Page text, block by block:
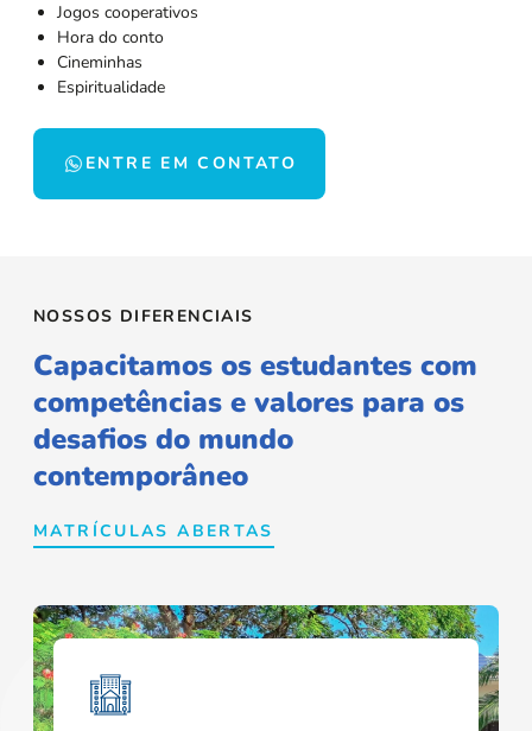
Jogos cooperativos
Hora do conto
Cineminhas
Espiritualidade
ENTRE EM CONTATO
NOSSOS DIFERENCIAIS
Capacitamos os estudantes com
competências e valores para os
desafios do mundo
contemporâneo
MATRÍCULAS ABERTAS